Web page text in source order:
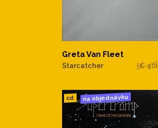
Greta Van Fleet
Starcatcher (€ 40)
cd na objednávku